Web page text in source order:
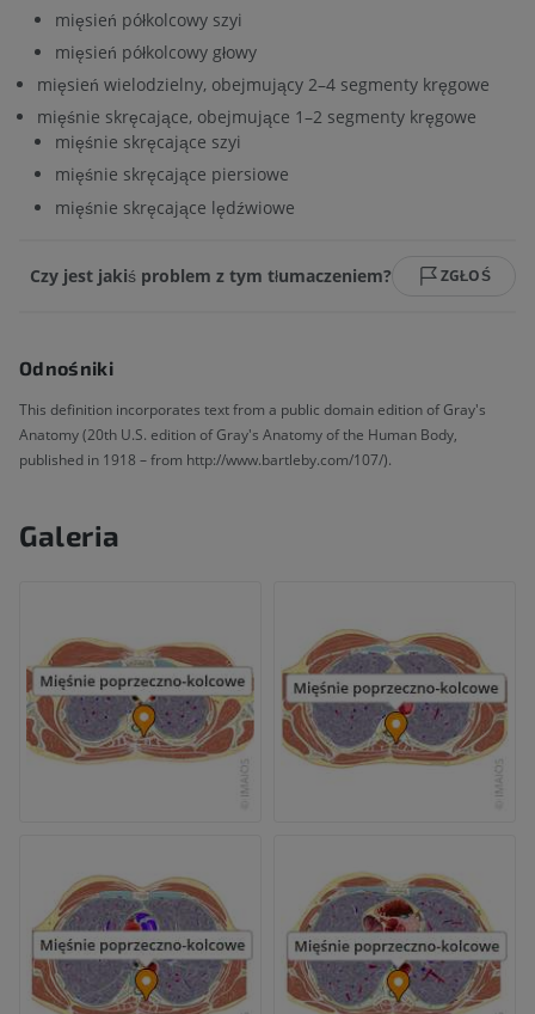
mięsień półkolcowy szyi
mięsień półkolcowy głowy
mięsień wielodzielny, obejmujący 2–4 segmenty kręgowe
mięśnie skręcające, obejmujące 1–2 segmenty kręgowe
mięśnie skręcające szyi
mięśnie skręcające piersiowe
mięśnie skręcające lędźwiowe
Czy jest jakiś problem z tym tłumaczeniem? ZGŁOŚ
Odnośniki
This definition incorporates text from a public domain edition of Gray's
Anatomy (20th U.S. edition of Gray's Anatomy of the Human Body,
published in 1918 – from http://www.bartleby.com/107/).
Galeria